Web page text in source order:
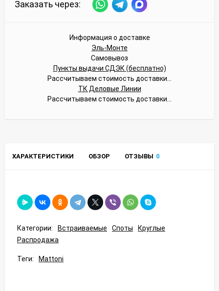
Заказать через:
Информация о доставке
Эль-Монте
Самовывоз
Пункты выдачи СДЭК (бесплатно)
Рассчитываем стоимость доставки...
ТК Деловые Линии
Рассчитываем стоимость доставки...
ХАРАКТЕРИСТИКИ ОБЗОР ОТЗЫВЫ 0
Категории: Встраиваемые Споты
Круглые
Распродажа
Теги: Mattoni